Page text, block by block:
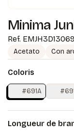
Minima
Ref.
Acetato Con
Coloris
#691A
Longueur de